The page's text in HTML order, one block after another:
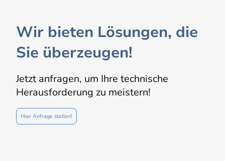
Wir bieten Lösungen, die
Sie überzeugen!
Jetzt anfragen, um Ihre technische
Herausforderung zu meistern!
Hier Anfrage stellen!